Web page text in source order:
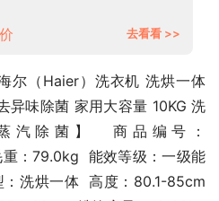
去看看 >>
尔（Haier）洗衣机 洗烘一体
异味除菌 家用大容量 10KG 洗
汽除菌】  商品编号：
：79.0kg  能效等级：一级能
洗烘一体  高度：80.1-85cm